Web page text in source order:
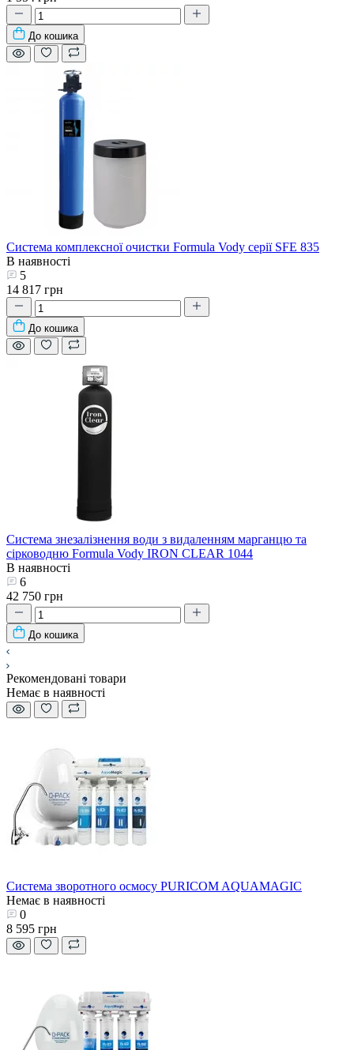
До кошика
Система комплексної очистки Formula Vody серії SFE 835
В наявності
5
14 817 грн
До кошика
Система знезалізнення води з видаленням марганцю та
сірководню Formula Vody IRON CLEAR 1044
В наявності
6
42 750 грн
До кошика
Рекомендовані товари
Немає в наявності
Система зворотного осмосу PURICOM AQUAMAGIC
Немає в наявності
0
8 595 грн